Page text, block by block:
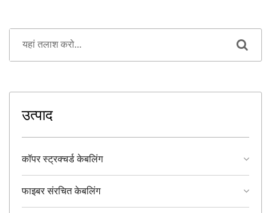
उत्पाद
कॉपर स्ट्रक्चर्ड केबलिंग
फाइबर संरचित केबलिंग